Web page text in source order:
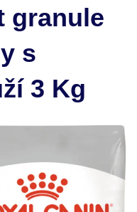
9–14h)
granule
s
3 Kg